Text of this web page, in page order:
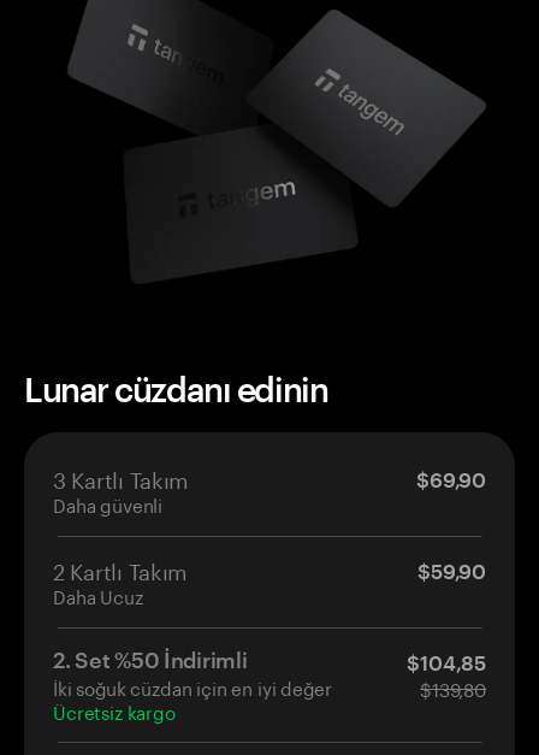
Lunar cüzdanı edinin
3 Kartlı Takım
Daha güvenli
$69,90
2 Kartlı Takım
Daha Ucuz
$59,90
2. Set %50 İndirimli
İki soğuk cüzdan için en iyi değer
Ücretsiz kargo
$104,85
$139,80